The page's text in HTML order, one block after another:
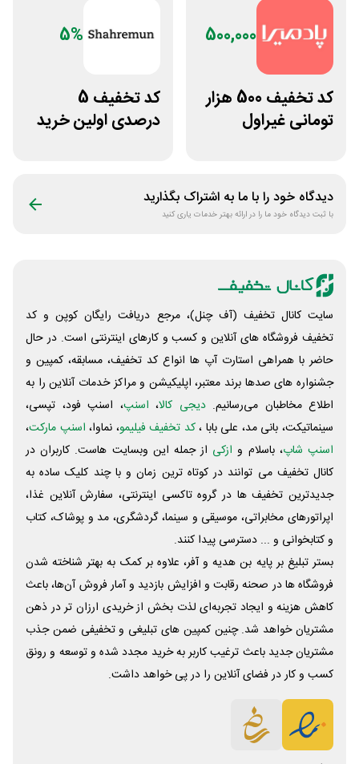
500,000
کد تخفیف 500 هزار
تومانی غیراول
5%
کد تخفیف 5
درصدی اولین خرید
دیدگاه خود را با ما به اشتراک بگذارید
با ثبت دیدگاه خود ما را در ارائه بهتر خدمات یاری کنید
سایت کانال تخفیف (آف چنل)، مرجع دریافت رایگان کوپن و کد
تخفیف فروشگاه های آنلاین و کسب و‌ کارهای اینترنتی است. در حال
حاضر با همراهی استارت آپ ها انواع کد تخفیف، مسابقه، کمپین و
جشنواره های صدها برند معتبر، اپلیکیشن و مراکز خدمات آنلاین را به
اطلاع مخاطبان می‌رسانیم. دیجی کالا، اسنپ، اسنپ فود، تپسی،
سینماتیکت، بانی مد، علی‌ بابا ،کد تخفیف فیلیمو، نماوا، اسنپ مارکت،
اسنپ شاپ، باسلام و ازکی از جمله این وبسایت ‌هاست. کاربران در
کانال تخفیف می توانند در کوتاه ترین زمان و با چند کلیک ساده به
جدیدترین تخفیف ها در گروه تاکسی اینترنتی، سفارش آنلاین غذا،
اپراتورهای مخابراتی، موسیقی و سینما، گردشگری، مد و پوشاک، کتاب
و کتابخوانی و ... دسترسی پیدا کنند.
بستر تبلیغ بر پایه بن هدیه و آفر، علاوه بر کمک به بهتر شناخته شدن
فروشگاه ها در صحنه رقابت و افزایش بازدید و آمار فروش آن‌ها، باعث
کاهش هزینه و ایجاد تجربه‌ای لذت بخش از خریدی ارزان تر در ذهن
مشتریان خواهد شد. چنین کمپین های تبلیغی و تخفیفی ضمن جذب
مشتریان جدید باعث ترغیب کاربر به خرید مجدد شده و توسعه و رونق
کسب و کار در فضای آنلاین را در پی خواهد داشت.